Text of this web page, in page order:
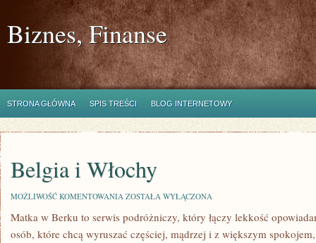
Biznes, Finanse
STRONA GŁÓWNA SPIS TREŚCI BLOG INTERNETOWY
Belgia i Włochy
MOŻLIWOŚĆ KOMENTOWANIA BELGIA
WŁOCHY
ZOSTAŁA WYŁĄCZONA
Matka w Berku to serwis podróżniczy, który łączy lekkość
osób, które chcą wyruszać częściej, mądrzej i z większym